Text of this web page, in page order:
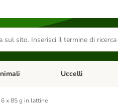
Diete e antiparassitari
Apri Menu
Uccelli
x 85 g in lattine